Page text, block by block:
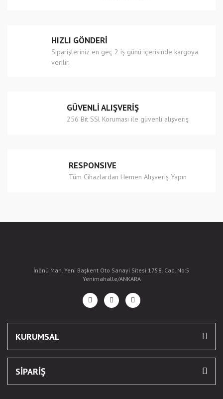
Bu ürüne benzer farklı alternatifler olmalı.
Gönder
HIZLI GÖNDERİ
Siparişleriniz en geç 2 iş günü içerisinde kargoya
verilir.
GÜVENLİ ALIŞVERİŞ
256 Bit SSl Koruması ile güvenli alışveriş
RESPONSIVE
Tüm Cihazlardan Hemen Alışveriş Yapın
İnönü Mah. Yeni Başkent Oto Sanayi Sitesi 1758. Cad. No:5
Yenimahalle/ANKARA
KURUMSAL
SİPARİŞ